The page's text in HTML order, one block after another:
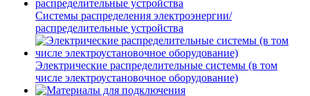
Системы распределения электроэнергии/
распределительные устройства
Электрические распределительные системы (в том
числе электроустановочное оборудование)